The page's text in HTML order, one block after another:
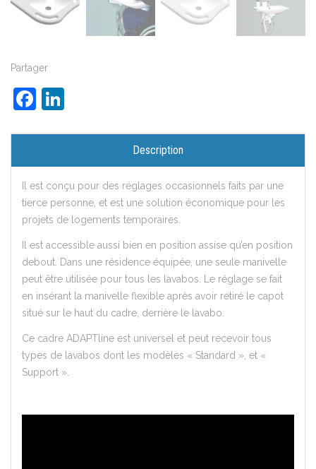
Partager
Facebook
Description
Il est conçu pour des réglages occasionnels faits par une
tierce personne, et est une solution économique pour les
projets de logements temporaires.
Il est accessible aussi bien en position assise qu’en position
debout. Dans une résidence équipée, une seule manivelle
peut être utilisée pour tous les lavabos. Le réglage se fait
en insérant la manivelle flexible après avoir retiré le capot
situé sur le haut du cadre, derrière le lavabo.
Ce cadre ADAPTline est universel et peut recevoir tous
types de lavabos dont les modèles « Standard », et «
Support ».